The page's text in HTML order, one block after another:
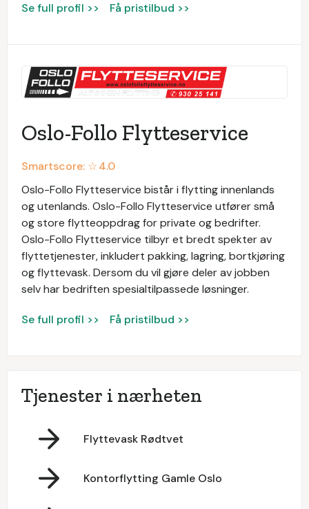
Se full profil >> Få pristilbud >>
Oslo-Follo Flytteservice
Smartscore: ☆4.0
Oslo-Follo Flytteservice bistår i flytting innenlands
og utenlands. Oslo-Follo Flytteservice utfører små
og store flytteoppdrag for private og bedrifter.
Oslo-Follo Flytteservice tilbyr et bredt spekter av
flyttetjenester, inkludert pakking, lagring, bortkjøring
og flyttevask. Dersom du vil gjøre deler av jobben
selv har bedriften spesialtilpassede løsninger.
Se full profil >> Få pristilbud >>
Tjenester i nærheten
Flyttevask Rødtvet
Kontorflytting Gamle Oslo